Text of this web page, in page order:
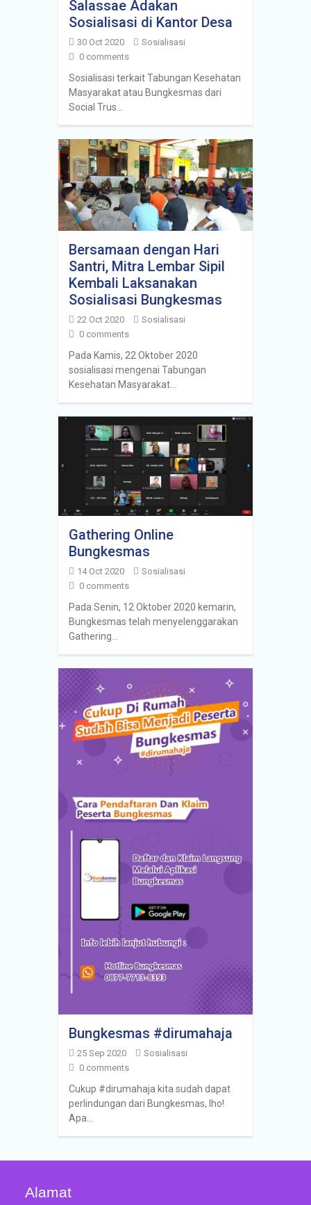
Salassae Adakan
Sosialisasi di Kantor Desa
30 Oct 2020
Sosialisasi
0 comments
Sosialisasi terkait Tabungan Kesehatan
Masyarakat atau Bungkesmas dari
Social Trus…
Bersamaan dengan Hari
Santri, Mitra Lembar Sipil
Kembali Laksanakan
Sosialisasi Bungkesmas
22 Oct 2020
Sosialisasi
0 comments
Pada Kamis, 22 Oktober 2020
sosialisasi mengenai Tabungan
Kesehatan Masyarakat…
Gathering Online
Bungkesmas
14 Oct 2020
Sosialisasi
0 comments
Pada Senin, 12 Oktober 2020 kemarin,
Bungkesmas telah menyelenggarakan
Gathering…
Bungkesmas #dirumahaja
25 Sep 2020
Sosialisasi
0 comments
Cukup #dirumahaja kita sudah dapat
perlindungan dari Bungkesmas, lho!
Apa…
Alamat